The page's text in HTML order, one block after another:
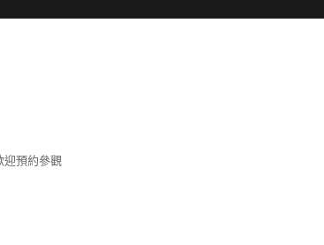
迎預約參觀